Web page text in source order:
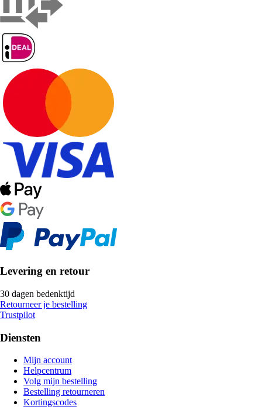
Levering en retour
30 dagen bedenktijd
Retourneer je bestelling
Trustpilot
Diensten
Mijn account
Helpcentrum
Volg mijn bestelling
Bestelling retourneren
Kortingscodes